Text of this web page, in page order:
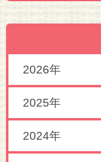
2026年
2025年
2024年